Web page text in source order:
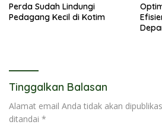
Perda Sudah Lindungi
Pedagang Kecil di Kotim
Tinggalkan Balasan
Alamat email Anda tidak akan
ditandai *